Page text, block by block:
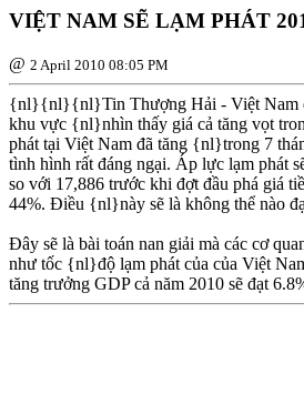
VIỆT NAM SẼ LẠM PHÁT
@ 2 April 2010 08:05 PM
{nl}{nl}{nl}Tin Thượng Hải - Việt Nam
khu vực {nl}nhìn thấy giá cả tăng vọt
phát tại Việt Nam đã tăng {nl}trong 7
tình hình rất đáng ngại. Áp lực lạm phát
so với 17,886 trước khi đợt đầu phá giá
44%. Ðiều {nl}này sẽ là không thể nào
Ðây sẽ là bài toán nan giải mà các cơ
như tốc {nl}độ lạm phát của của Việt
tăng trưởng GDP cả năm 2010 sẽ đạt